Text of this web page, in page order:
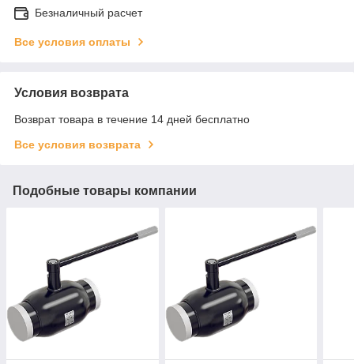
Безналичный расчет
Все условия оплаты
Условия возврата
Возврат товара в течение 14 дней бесплатно
Все условия возврата
Подобные товары компании